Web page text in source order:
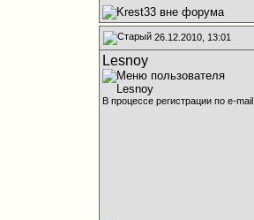
26.12.2010, 13:01
Lesnoy
В процессе регистрации по e-mail